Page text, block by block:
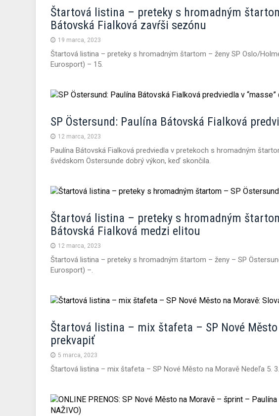
Štartová listina – preteky s hromadným
Bátovská Fialková zavŕši sezónu
19 marca, 2023
Štartová listina – preteky s hromadným štartom – ženy SP Oslo/
Eurosport) – 15.
SP Östersund: Paulína Bátovská Fialková
12 marca, 2023
Paulína Bátovská Fialková predviedla v pretekoch s hromadným
švédskom Östersunde dobrý výkon, keď skončila.
Štartová listina – preteky s hromadným
Bátovská Fialková medzi elitou
12 marca, 2023
Štartová listina – preteky s hromadným štartom – ženy – SP
Eurosport) –.
Štartová listina – mix štafeta – SP Nové
prekvapiť
5 marca, 2023
Štartová listina – mix štafeta – SP Nové Město na Moravě Nedeľa 5.